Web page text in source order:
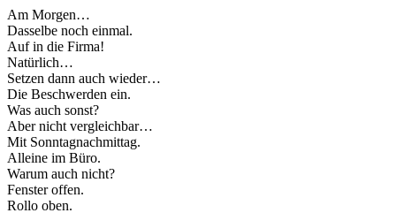
Am Morgen…
Dasselbe noch einmal.
Auf in die Firma!
Natürlich…
Setzen dann auch wieder…
Die Beschwerden ein.
Was auch sonst?
Aber nicht vergleichbar…
Mit Sonntagnachmittag.
Alleine im Büro.
Warum auch nicht?
Fenster offen.
Rollo oben.